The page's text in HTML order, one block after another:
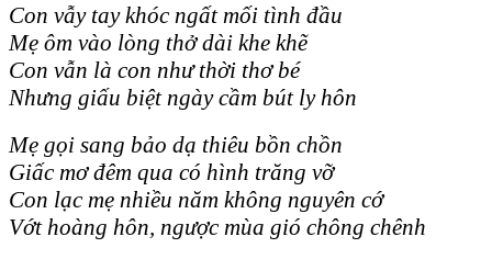
Con vẫy tay khóc ngất mối tình đầu
Mẹ ôm vào lòng thở dài khe khẽ
Con vẫn là con như thời thơ bé
Nhưng giấu biệt ngày cầm bút ly hôn
Mẹ gọi sang bảo dạ thiêu bồn chồn
Giấc mơ đêm qua có hình trăng vỡ
Con lạc mẹ nhiều năm không nguyên cớ
Vớt hoàng hôn, ngược mùa gió chông chênh